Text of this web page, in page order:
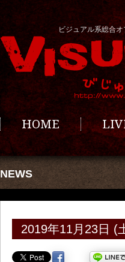
ビジュアル系総合
HOME
NEWS
2019年11月23日 (